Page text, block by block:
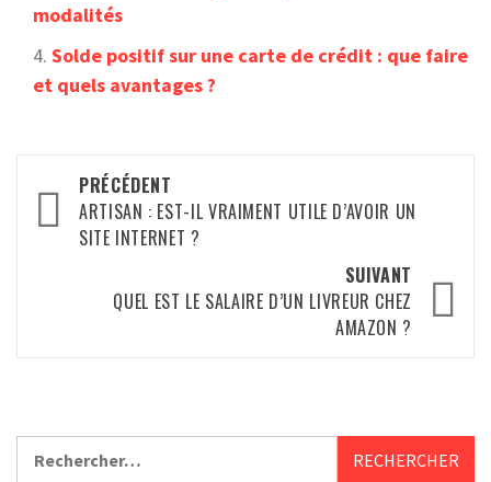
modalités
Solde positif sur une carte de crédit : que faire
et quels avantages ?
Navigation
d’article
PRÉCÉDENT
ARTISAN : EST-IL VRAIMENT UTILE D’AVOIR UN
SITE INTERNET ?
SUIVANT
QUEL EST LE SALAIRE D’UN LIVREUR CHEZ
AMAZON ?